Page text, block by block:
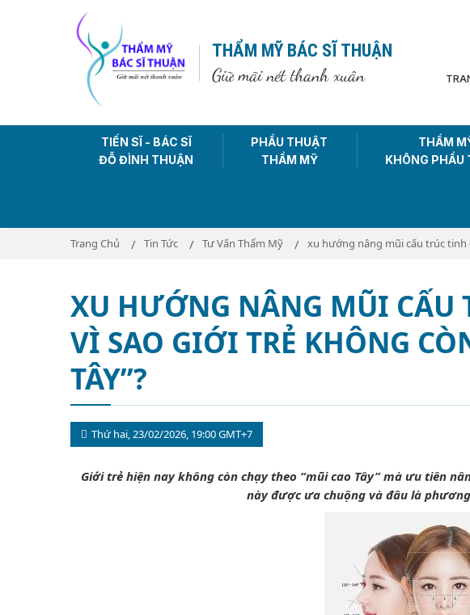
THẨM MỸ BÁC SĨ THUẬN
Giữ mãi nét thanh xuân
TIẾN SĨ - BÁC SĨ
ĐỖ ĐÌNH THUẬN
PHẨU THUẬT
THẨM MỸ
THẨM
KHÔNG PHẨU
Trang Chủ Tin Tức Tư Vấn Thẩm Mỹ xu hướng nâng mũi cấu trúc tinh
XU HƯỚNG NÂNG MŨI CẤU
VÌ SAO GIỚI TRẺ KHÔNG
TÂY”?
Thứ hai, 23/02/2026, 19:00 GMT+7
Giới trẻ hiện nay không còn chạy theo “mũi cao Tây” mà ưu tiên
này được ưa chuộng và đâu là